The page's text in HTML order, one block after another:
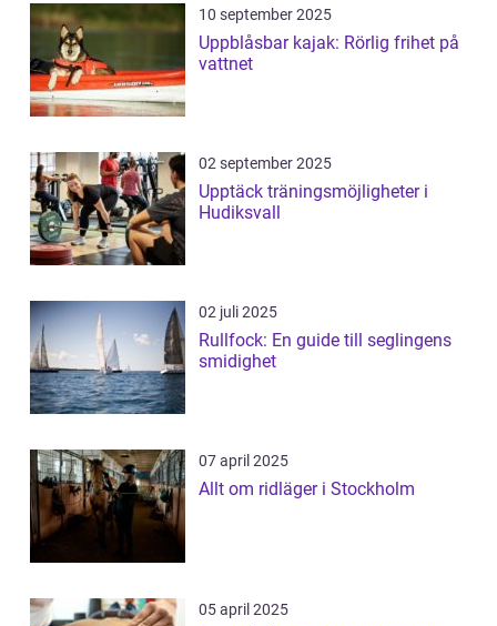
10 september 2025
Uppblåsbar kajak: Rörlig frihet på
vattnet
02 september 2025
Upptäck träningsmöjligheter i
Hudiksvall
02 juli 2025
Rullfock: En guide till seglingens
smidighet
07 april 2025
Allt om ridläger i Stockholm
05 april 2025